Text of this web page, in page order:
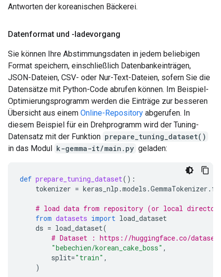
Antworten der koreanischen Bäckerei.
Datenformat und -ladevorgang
Sie können Ihre Abstimmungsdaten in jedem beliebigen
Format speichern, einschließlich Datenbankeinträgen,
JSON-Dateien, CSV- oder Nur-Text-Dateien, sofern Sie die
Datensätze mit Python-Code abrufen können. Im Beispiel-
Optimierungsprogramm werden die Einträge zur besseren
Übersicht aus einem Online-Repository abgerufen. In
diesem Beispiel für ein Drehprogramm wird der Tuning-
Datensatz mit der Funktion prepare_tuning_dataset()
in das Modul k-gemma-it/main.py geladen:
def prepare_tuning_dataset():
tokenizer = keras_nlp .models .GemmaTokenizer .
# load data from repository (or local
from datasets import load_dataset
ds = load_dataset(
# Dataset : https://huggingface.co/datasets/
"bebechien/korean_cake_boss" ,
split="train" ,
)